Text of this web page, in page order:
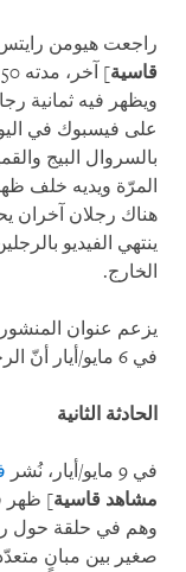
راجعت هيومن
قاسية
ويظهر فيه ثمانية
على فيسبوك في
بالسروال البيج
المرّة ويديه خلف
هناك رجلان آخران
ينتهي الفيديو
الخارج.
يزعم عنوان
في 6 مايو/أيار أنّ الرجل قُتل لاحقا، حيث نُعت بالـ "جيفة".
الحادثة الثانية
في 9 مايو/أيار، نُشر
مشاهد قاسية] ظهر
وهم في حلقة حول
صغير بين مبانٍ